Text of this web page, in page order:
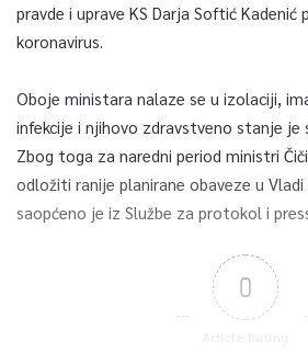
pravde i uprave KS Darja Softić Kadenić
koronavirus.
Oboje ministara nalaze se u izolaciji,
infekcije i njihovo zdravstveno stanje je
Zbog toga za naredni period ministri
odložiti ranije planirane obaveze u Vladi
saopćeno je iz Službe za protokol i
0
Article Rating